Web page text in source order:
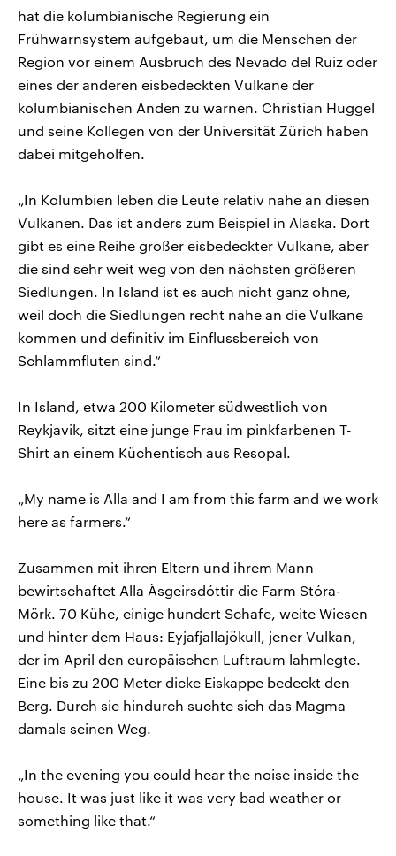
hat die kolumbianische Regierung ein
Frühwarnsystem aufgebaut, um die Menschen der
Region vor einem Ausbruch des Nevado del Ruiz oder
eines der anderen eisbedeckten Vulkane der
kolumbianischen Anden zu warnen. Christian Huggel
und seine Kollegen von der Universität Zürich haben
dabei mitgeholfen.
„In Kolumbien leben die Leute relativ nahe an diesen
Vulkanen. Das ist anders zum Beispiel in Alaska. Dort
gibt es eine Reihe großer eisbedeckter Vulkane, aber
die sind sehr weit weg von den nächsten größeren
Siedlungen. In Island ist es auch nicht ganz ohne,
weil doch die Siedlungen recht nahe an die Vulkane
kommen und definitiv im Einflussbereich von
Schlammfluten sind.“
In Island, etwa 200 Kilometer südwestlich von
Reykjavik, sitzt eine junge Frau im pinkfarbenen T-
Shirt an einem Küchentisch aus Resopal.
„My name is Alla and I am from this farm and we work
here as farmers.“
Zusammen mit ihren Eltern und ihrem Mann
bewirtschaftet Alla Àsgeirsdóttir die Farm Stóra-
Mörk. 70 Kühe, einige hundert Schafe, weite Wiesen
und hinter dem Haus: Eyjafjallajökull, jener Vulkan,
der im April den europäischen Luftraum lahmlegte.
Eine bis zu 200 Meter dicke Eiskappe bedeckt den
Berg. Durch sie hindurch suchte sich das Magma
damals seinen Weg.
„In the evening you could hear the noise inside the
house. It was just like it was very bad weather or
something like that.“